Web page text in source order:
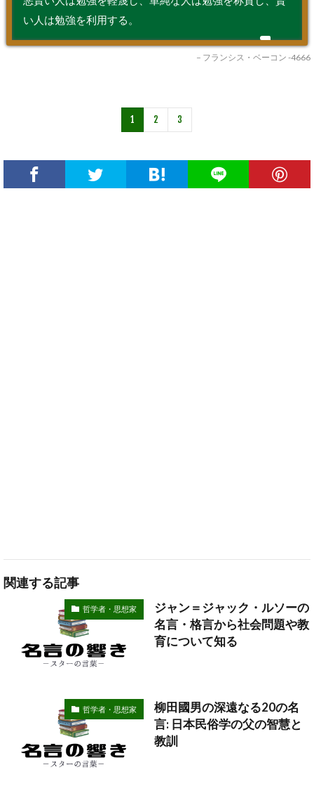
い人は勉強を利用する。
– フランシス・ベーコン -4666
1 2 3
関連する記事
哲学者・思想家
ジャン＝ジャック・ルソーの
名言・格言から社会問題や教
育について知る
哲学者・思想家
柳田國男の深遠なる20の名
言: 日本民俗学の父の智慧と
教訓